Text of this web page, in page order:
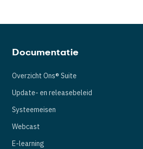
Documentatie
Overzicht Ons® Suite
Update- en releasebeleid
Systeemeisen
Webcast
E-learning